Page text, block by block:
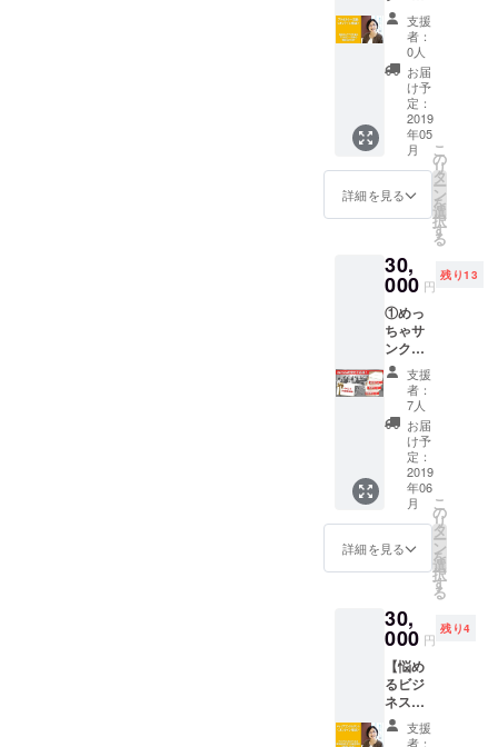
通費に
ついて
は、支
援者様
にてご
負担い
ただき
ますよ
うお願
い申し
上げま
す。
婦で！
知って
いただ
くきっ
かけに
なれば
と企画
しまし
た。夫
婦では
子育て
の第一
て、ぜ
ひご参
加くだ
さい！
※会場ま
での交
通費に
ついて
は、支
援者様
にてご
負担い
ただき
ますよ
うお願
い申し
上げま
す。
館：議
員と共
に子育
てを考
えるイ
ベント
3月：
安心で
きる保
育園を
増やす
5月：
休・育
休につ
（予
定）
9月：厚
労省の
待機児
童数発
表を受
けて
（予
定） ▼
毎日
ホー
ル：メ
ディア
るイベ
ント
2月：私
たちに
もでき
る政治
参加
動をし
たい方
向け】
ミラコ
運営メ
ンバー
へのア
ドボカ
シーに
関する
オンラ
イン1時
かしく
ないで
す
か？」
と感じ
ている
当事者
の声
を、ど
のよう
に見え
る化
し、集
め、伝
える
か。 当
会が2年
ハウを
ベース
なたの
アドボ
カシー
活動の
ご相談
支援
者：
0人
お届
け予
定：
2019
年05
月
詳細を見る
こ
の
リ
タ
ー
ン
を
選
択
す
る
30,
000 円
残り13
①めっ
ちゃサ
ンクス
メール
（お礼
のメッ
セージ
動画付
き） ②
保育者
アン
ケート
結果報
告レ
ポート
保活ス
トー
リー
PDF
④2019
保育園
ストー
リー
支援
者：
7人
お届
け予
定：
2019
年06
月
詳細を見る
こ
の
リ
タ
ー
ン
を
選
択
す
る
30,
000 円
残り4
【悩め
るビジ
ネスマ
ン＋
ウーマ
支援
者：